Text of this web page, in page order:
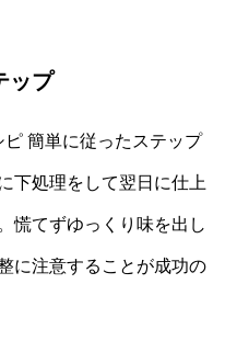
ップ
簡単に従ったステップ
下処理をして翌日に仕上
慌てずゆっくり味を出し
に注意することが成功の